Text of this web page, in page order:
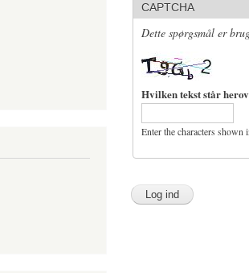
CAPTCHA
Dette spørgsmål er
Hvilken tekst står
Enter the characters shown